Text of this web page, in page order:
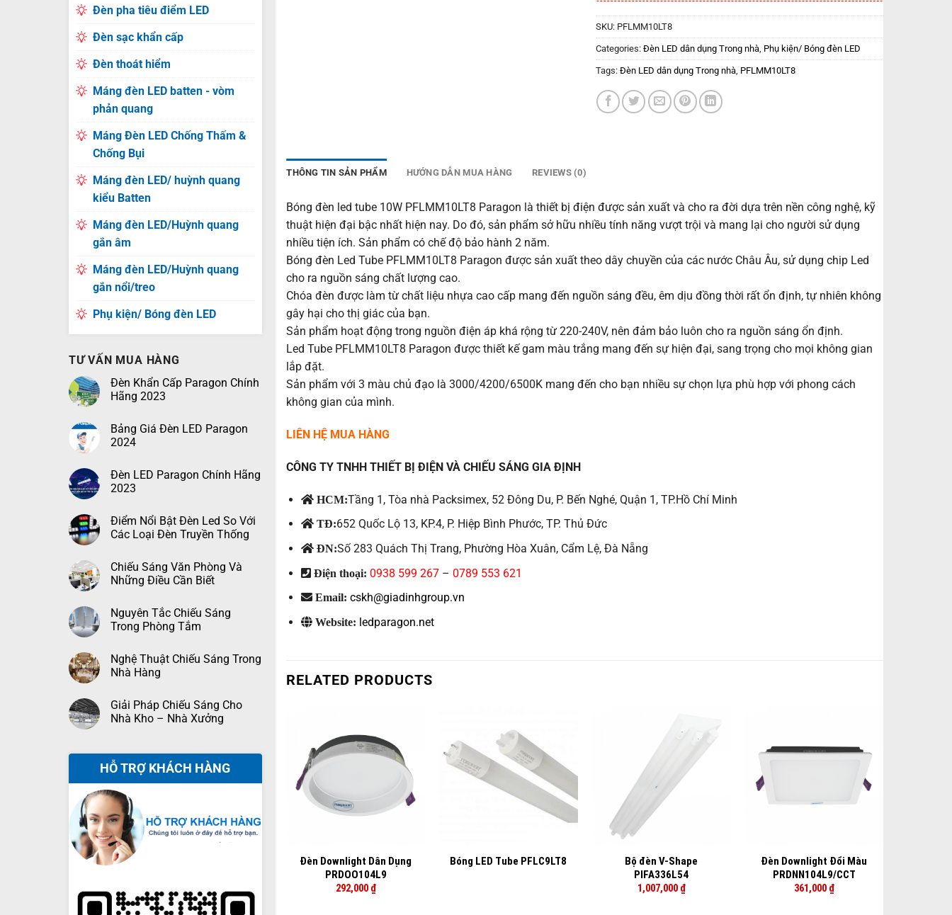
Đèn pha tiêu điểm LED
Đèn sạc khẩn cấp
Đèn thoát hiểm
Máng đèn LED batten - vòm
phản quang
Máng Đèn LED Chống Thấm &
Chống Bụi
Máng đèn LED/ huỳnh quang
kiểu Batten
Máng đèn LED/Huỳnh quang
gắn âm
Máng đèn LED/Huỳnh quang
gắn nổi/treo
Phụ kiện/ Bóng đèn LED
TƯ VẤN MUA HÀNG
Đèn Khẩn Cấp Paragon Chính
Hãng 2023
Bảng Giá Đèn LED Paragon
2024
Đèn LED Paragon Chính Hãng
2023
Điểm Nổi Bật Đèn Led So Với
Các Loại Đèn Truyền Thống
Chiếu Sáng Văn Phòng Và
Những Điều Cần Biết
Nguyên Tắc Chiếu Sáng
Trong Phòng Tắm
Nghệ Thuật Chiếu Sáng Trong
Nhà Hàng
Giải Pháp Chiếu Sáng Cho
Nhà Kho – Nhà Xưởng
HỖ TRỢ KHÁCH HÀNG
SKU: PFLMM10LT8
Categories: Đèn LED dân dụng Trong nhà, Phụ kiện/ Bóng đèn LED
Tags: Đèn LED dân dụng Trong nhà, PFLMM10LT8
THÔNG TIN SẢN PHẨM HƯỚNG DẪN MUA HÀNG REVIEWS (0)
Bóng đèn led tube 10W PFLMM10LT8 Paragon là thiết bị điện được sản xuất và cho ra đời dựa trên nền công nghệ, kỹ
thuật hiện đại bậc nhất hiện nay. Do đó, sản phẩm sở hữu nhiều tính năng vượt trội và mang lại cho người sử dụng
nhiều tiện ích. Sản phẩm có chế độ bảo hành 2 năm.
Bóng đèn Led Tube PFLMM10LT8 Paragon được sản xuất theo dây chuyền của các nước Châu Âu, sử dụng chip Led
cho ra nguồn sáng chất lượng cao.
Chóa đèn được làm từ chất liệu nhựa cao cấp mang đến nguồn sáng đều, êm dịu đồng thời rất ổn định, tự nhiên không
gây hại cho thị giác của bạn.
Sản phẩm hoạt động trong nguồn điện áp khá rộng từ 220-240V, nên đảm bảo luôn cho ra nguồn sáng ổn định.
Led Tube PFLMM10LT8 Paragon được thiết kế gam màu trắng mang đến sự hiện đại, sang trọng cho mọi không gian
lắp đặt.
Sản phẩm với 3 màu chủ đạo là 3000/4200/6500K mang đến cho bạn nhiều sự chọn lựa phù hợp với phong cách
không gian của mình.
LIÊN HỆ MUA HÀNG
CÔNG TY TNHH THIẾT BỊ ĐIỆN VÀ CHIẾU SÁNG GIA ĐỊNH
HCM:Tầng 1, Tòa nhà Packsimex, 52 Đông Du, P. Bến Nghé, Quận 1, TP.Hồ Chí Minh
TĐ:652 Quốc Lộ 13, KP.4, P. Hiệp Bình Phước, TP. Thủ Đức
ĐN:Số 283 Quách Thị Trang, Phường Hòa Xuân, Cẩm Lệ, Đà Nẵng
Điện thoại: 0938 599 267 –0789 553 621
Email: cskh@giadinhgroup.vn
Website: ledparagon.net
RELATED PRODUCTS
Đèn Downlight Dân Dụng
PRDOO104L9
292,000 ₫
Bóng LED Tube PFLC9LT8
+
Bộ đèn V-Shape
PIFA336L54
1,007,000 ₫
Đèn Downlight Đổi Màu
PRDNN104L9/CCT
361,000 ₫